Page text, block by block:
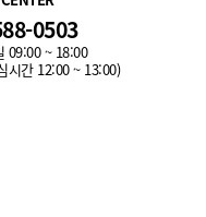
기 (냉온정)
0503
09:00 ~ 18:00
시간 12:00 ~ 13:00)